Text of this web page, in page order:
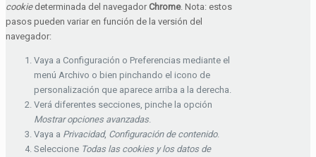
cookiedeterminada del navegador Chrome. Nota: estos
pasos pueden variar en función de la versión del
navegador:
Vaya a Configuración o Preferencias mediante el
menú Archivo o bien pinchando el icono de
personalización que aparece arriba a la derecha.
Verá diferentes secciones, pinche la opción
Mostrar opciones avanzadas.
Vaya a Privacidad, Configuración de contenido.
Seleccione Todas las cookiesy los datos de